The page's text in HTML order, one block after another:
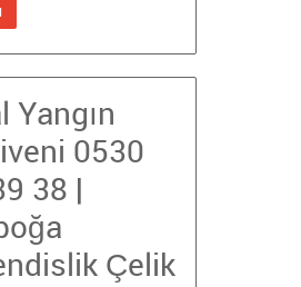
Yangın
0530
38 |
Çelik